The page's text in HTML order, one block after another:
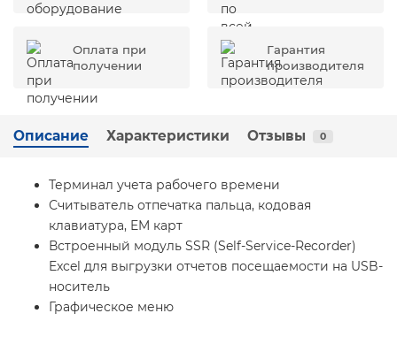
Оплата при
получении
Гарантия
производителя
Описание Характеристики Отзывы 0
Терминал учета рабочего времени
Считыватель отпечатка пальца, кодовая
клавиатура, EM карт
Встроенный модуль SSR (Self-Service-Recorder)
Excel для выгрузки отчетов посещаемости на USB-
носитель
Графическое меню